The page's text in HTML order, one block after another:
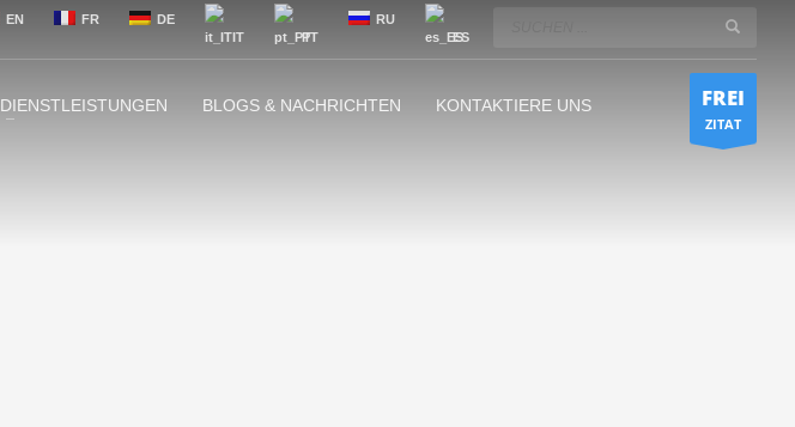
EN FR
DE
IT
PT
RU
ES
DIENSTLEISTUNGEN BLOGS & NACHRICHTEN KONTAKTIERE UNS FREI
ZITAT